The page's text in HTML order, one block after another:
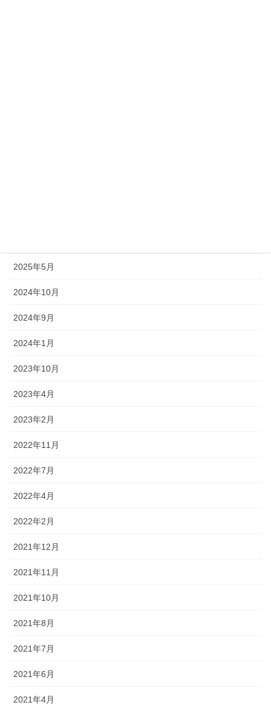
2025年5月
2024年10月
2024年9月
2024年1月
2023年10月
2023年4月
2023年2月
2022年11月
2022年7月
2022年4月
2022年2月
2021年12月
2021年11月
2021年10月
2021年8月
2021年7月
2021年6月
2021年4月